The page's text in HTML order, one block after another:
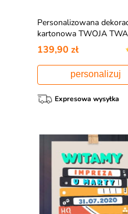
Personalizowana
kartonowa TWOJA
139,90 zł
personalizuj
Expresowa wysyłka